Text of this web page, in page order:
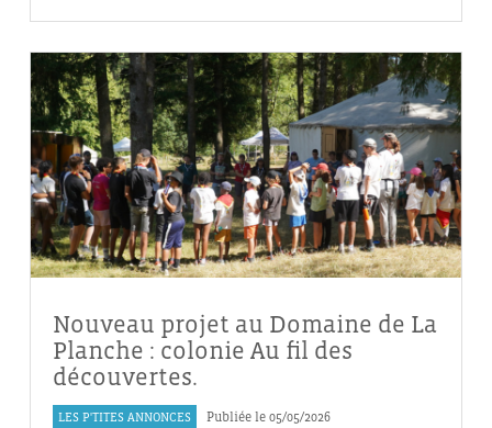
Nouveau projet au Domaine de La
Planche : colonie Au fil des
découvertes.
LES P'TITES ANNONCES Publiée le 05/05/2026